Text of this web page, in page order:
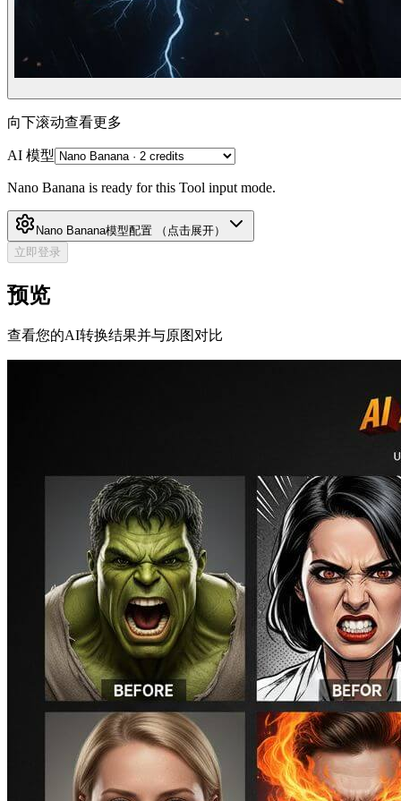
向下滚动查看更多
AI 模型
Nano Banana is ready for this Tool input mode.
Nano Banana模型配置
（点击展开）
立即登录
预览
查看您的AI转换结果并与原图对比